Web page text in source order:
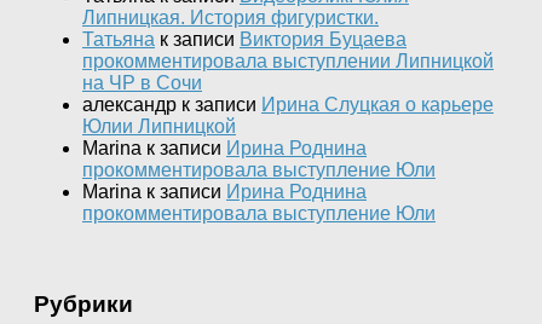
Липницкая. История фигуристки.
Татьяна к записи Виктория Буцаева
прокомментировала выступлении Липницкой
на ЧР в Сочи
александр к записи Ирина Слуцкая о карьере
Юлии Липницкой
Marina к записи Ирина Роднина
прокомментировала выступление Юли
Marina к записи Ирина Роднина
прокомментировала выступление Юли
Рубрики